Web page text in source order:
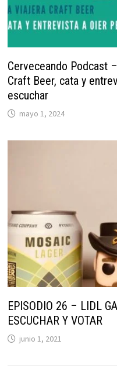
Cerveceando Podcast
Craft Beer, cata y
escuchar
mayo 1, 2024
EPISODIO 26 – LIDL
ESCUCHAR Y VOTAR
junio 1, 2021